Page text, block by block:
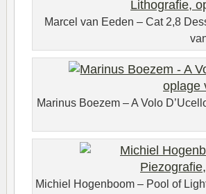
Marcel van Eeden – Cat 2,8
Marinus Boezem – A Volo
Michiel Hogenboom – Pool of